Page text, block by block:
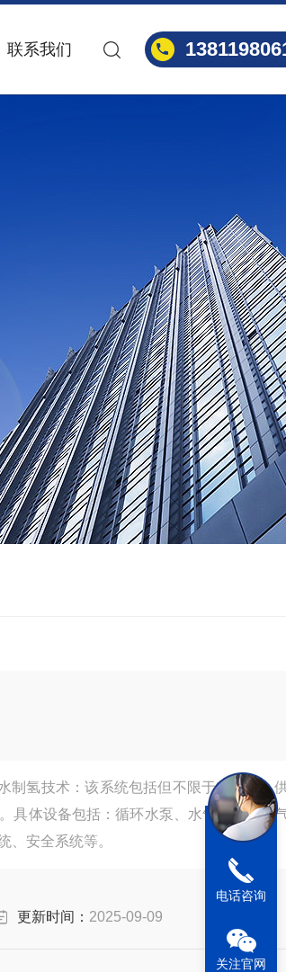
联系我们
制氢技术：该系统包括但不限于电解槽、
具体设备包括：循环水泵、水气分离器、
、安全系统等。
更新时间： 2025-09-09
电话咨询
关注官网